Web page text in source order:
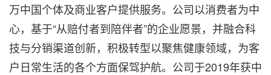
万中国个体及商业客户提供服务。公司以消费者为中
心，基于“从赔付者到陪伴者”的企业愿景，并融合科
技与分销渠道创新，积极转型以聚焦健康领域，为客
户日常生活的各个方面保驾护航。公司于2019年获中